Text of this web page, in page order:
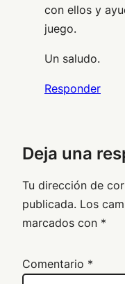
con ellos y
juego.
Un saludo.
Responder
Deja una
Tu dirección de
publicada. Los
marcados con *
Comentario *